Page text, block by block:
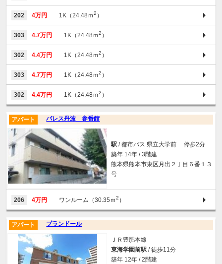
202 4万円 1K（24.48ｍ2 ）
303 4.7万円 1K（24.48ｍ2 ）
302 4.4万円 1K（24.48ｍ2 ）
303 4.7万円 1K（24.48ｍ2 ）
302 4.4万円 1K（24.48ｍ2 ）
パレス丹波 参番館
アパート
駅 / 都市バス 県立大学前 停歩2分
築年 14年 / 3階建
熊本県熊本市東区月出２丁目６番１３
号
206 4万円 ワンルーム（30.35ｍ2 ）
プランドール
アパート
ＪＲ豊肥本線
東海学園前駅 / 徒歩11分
築年 12年 / 2階建